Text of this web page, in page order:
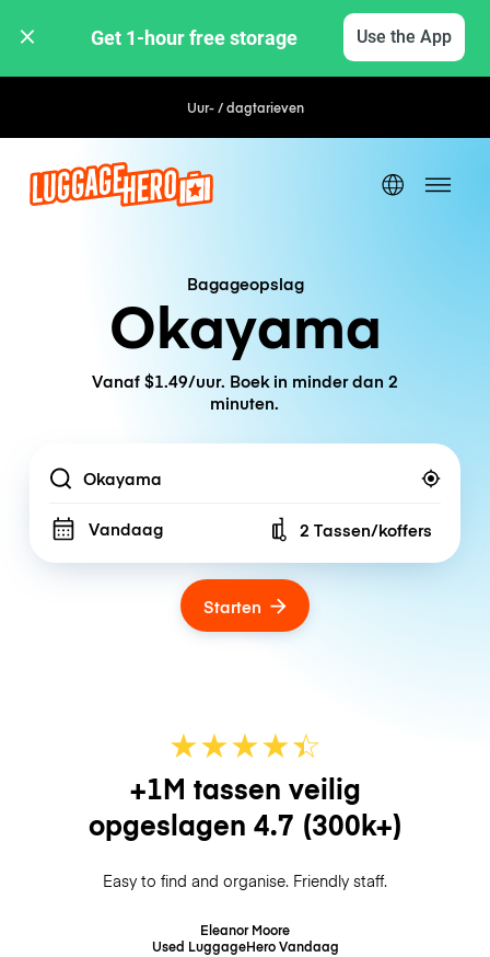
Get 1-hour free storage Use the App
Uur- / dagtarieven
Bagageopslag
Okayama
Vanaf $1.49/uur. Boek in minder dan 2
minuten.
Location
Vandaag Number of bags
2 Tassen/koffers
Starten
★★★★☆
★
+1M tassen veilig
opgeslagen 4.7 (300k+)
Easy to find and organise. Friendly staff.
Eleanor Moore
Used LuggageHeroVandaag